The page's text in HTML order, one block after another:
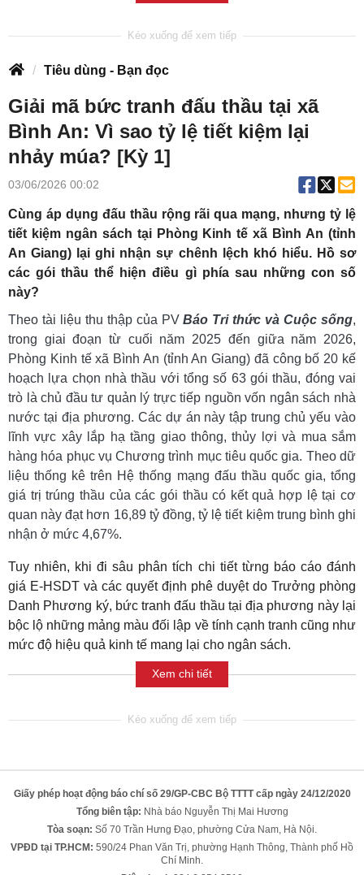
Tiêu dùng - Bạn đọc
Giải mã bức tranh đấu thầu tại xã
Bình An: Vì sao tỷ lệ tiết kiệm lại
nhảy múa? [Kỳ 1]
03/06/2026 00:02
Cùng áp dụng đấu thầu rộng rãi qua mạng, nhưng tỷ lệ
tiết kiệm ngân sách tại Phòng Kinh tế xã Bình An (tỉnh
An Giang) lại ghi nhận sự chênh lệch khó hiểu. Hồ sơ
các gói thầu thể hiện điều gì phía sau những con số
này?
Theo tài liệu thu thập của PVBáo Tri thức và Cuộc sống,
trong giai đoạn từ cuối năm 2025 đến giữa năm 2026,
Phòng Kinh tế xã Bình An (tỉnh An Giang) đã công bố 20 kế
hoạch lựa chọn nhà thầu với tổng số 63 gói thầu, đóng vai
trò là chủ đầu tư quản lý trực tiếp nguồn vốn ngân sách nhà
nước tại địa phương. Các dự án này tập trung chủ yếu vào
lĩnh vực xây lắp hạ tầng giao thông, thủy lợi và mua sắm
hàng hóa phục vụ Chương trình mục tiêu quốc gia. Theo dữ
liệu thống kê trên Hệ thống mạng đấu thầu quốc gia, tổng
giá trị trúng thầu của các gói thầu có kết quả hợp lệ tại cơ
quan này đạt hơn 16,89 tỷ đồng, tỷ lệ tiết kiệm trung bình ghi
nhận ở mức 4,67%.
Tuy nhiên, khi đi sâu phân tích chi tiết từng báo cáo đánh
giá E-HSDT và các quyết định phê duyệt do Trưởng phòng
Danh Phương ký, bức tranh đấu thầu tại địa phương này lại
bộc lộ những mảng màu đối lập về tính cạnh tranh cũng như
mức độ hiệu quả kinh tế mang lại cho ngân sách.
Xem chi tiết
Giấy phép hoạt động báo chí số 29/GP-CBC Bộ TTTT cấp ngày 24/12/2020
Tổng biên tập: Nhà báo Nguyễn Thị Mai Hương
Tòa soạn: Số 70 Trần Hưng Đạo, phường Cửa Nam, Hà Nội.
VPĐD tại TP.HCM: 590/24 Phan Văn Trị, phường Hạnh Thông, Thành phố Hồ
Chí Minh.